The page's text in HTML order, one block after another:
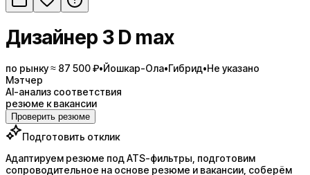
Дизайнер 3 D max
по рынку ≈ 87 500 ₽•Йошкар-Ола•Гибрид•Не указано
Мэтчер
AI-анализ соответствия
резюме к вакансии
Проверить резюме
Подготовить отклик
Адаптируем резюме под ATS-фильтры, подготовим
сопроводительное на основе резюме и вакансии, соберём